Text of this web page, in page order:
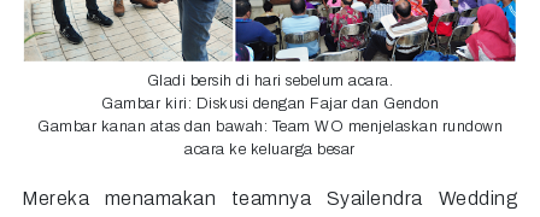
Gladi bersih di hari sebelum acara.
Gambar kiri: Diskusi dengan Fajar dan Gendon
Gambar kanan atas dan bawah: Team WO menjelaskan rundown
acara ke keluarga besar
Mereka menamakan teamnya Syailendra Wedding